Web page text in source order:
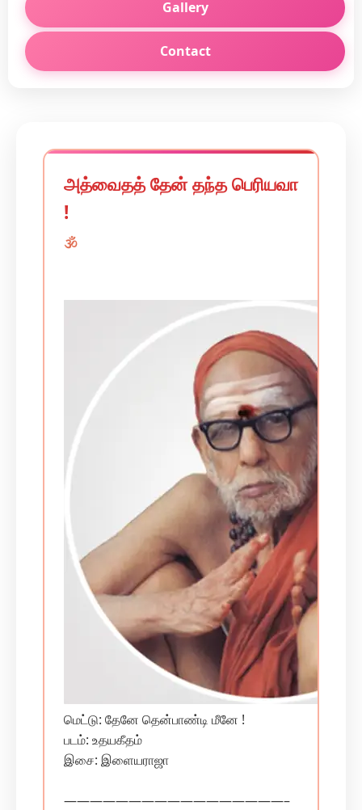
Gallery
Contact
அத்வைதத் தேன் தந்த பெரியவா
!
🕉️
மெட்டு: தேனே தென்பாண்டி மீனே !
படம்: உதயகீதம்
இசை: இளையராஜா
—————————————————–